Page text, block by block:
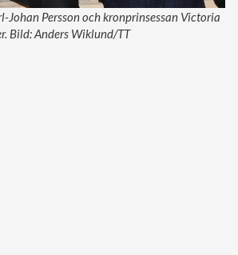
Persson och kronprinsessan Victoria
Bild: Anders Wiklund/TT